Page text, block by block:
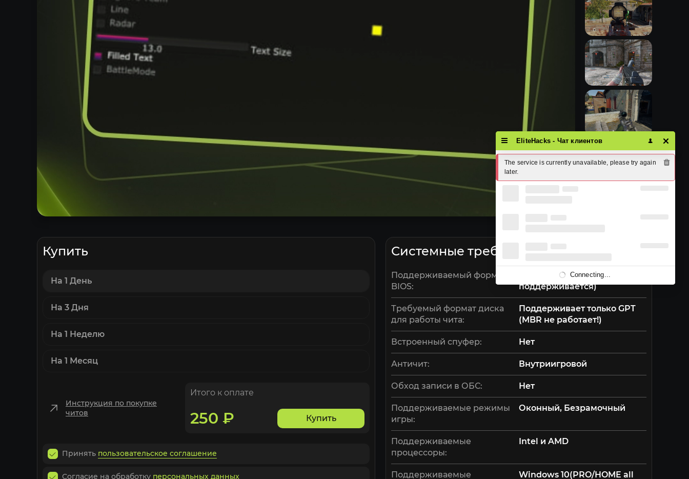
Купить
На 1 День
На 3 Дня
На 1 Неделю
На 1 Месяц
Инструкция по покупке
читов
Итого к оплате
250 ₽ Купить
Принять пользовательское соглашение
Согласие на обработку персональных данных
Системные требования
Поддерживаемый формат
BIOS:
Только UEFI (Legacy не
поддерживается)
Требуемый формат диска
для работы чита:
Поддерживает только GPT
(MBR не работает!)
Встроенный спуфер: Нет
Античит: Внутриигровой
Обход записи в ОБС: Нет
Поддерживаемые режимы
игры:
Оконный, Безрамочный
Поддерживаемые
процессоры:
Intel и AMD
Поддерживаемые
Windows 10(PRO/HOME all
EliteHacks - Чат клиентов
The service is currently unavailable, please try again
later.
Connecting...